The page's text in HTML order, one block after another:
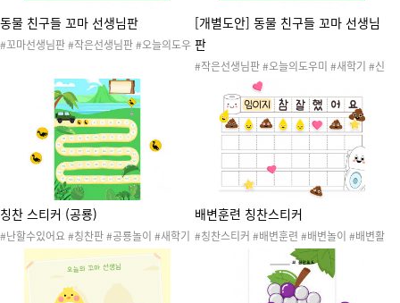
동물 친구들 꼬마 선생님판
#꼬마선생님판 #작은선생님판 #오늘의도우
학기환경구성
[개별도안] 동물 친구들 꼬마 선생님
판
#작은선생님판 #오늘의도우미 #새학기 #신
학기 #명찰 #꼬마선생님판 #신학기준비 #신
학기환경구성
칭찬 스티커 (공룡)
#난할수있어요 #칭찬판 #공룡놀이 #새학기
환경구성 #신학기 #칭찬스티커 #칭찬스티커
배변훈련 칭찬스티커
#칭찬스티커 #배변훈련 #배변놀이 #배변활
동 #기저귀파티 #기저귀데이 #화장실 #칭찬
스티커판 #칭찬판 #새학기 #신학기 #20260
102배변놀이 #20260102배변놀이추가자